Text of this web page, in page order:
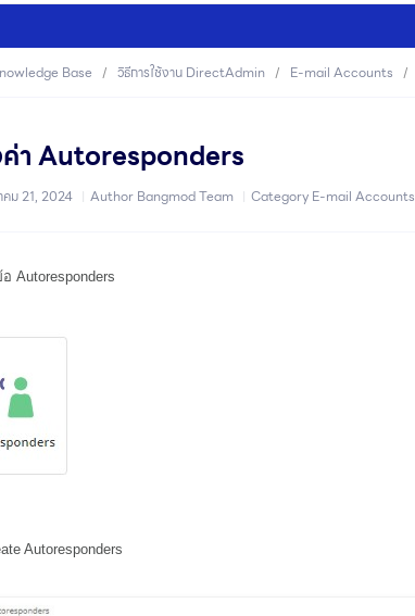
Base วิธีการใช้งาน DirectAdmin E-mail Accounts
า Autoresponders
คม 21, 2024 Author Bangmod Team Category E-mail Accounts
อ Autoresponders
Autoresponders